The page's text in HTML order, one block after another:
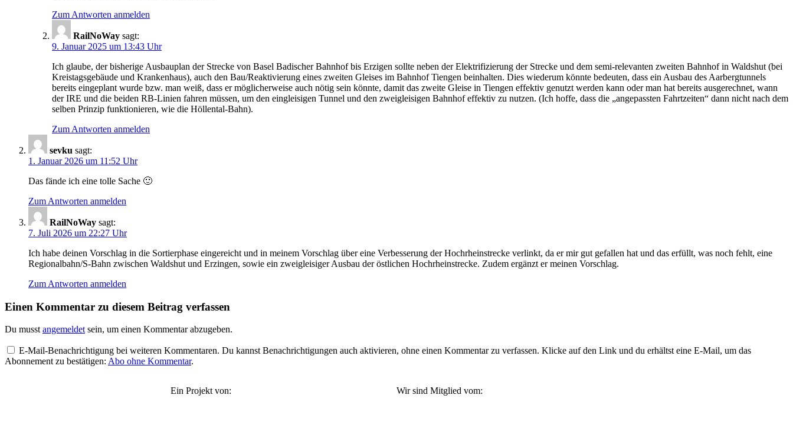
Zum Antworten anmelden
RailNoWay sagt:
9. Januar 2025 um 13:43 Uhr
Ich glaube, der bisherige Ausbauplan der Strecke von Basel Badischer Bahnhof bis Erzigen sollte neben der Elektrifizierung der Strecke und dem semi-relevanten zweiten Bahnhof in Waldshut (bei
Kreistagsgebäude und Krankenhaus), auch den Bau/Reaktivierung eines zweiten Gleises im Bahnhof Tiengen beinhalten. Dies wiederum könnte bedeuten, dass ein Ausbau des Aarbergtunnels
bereits eingeplant wurde bzw. man weiß, dass er möglicherweise auch nötig sein könnte, damit das zweite Gleise in Tiengen effektiv genutzt werden kann oder man hat bereits ausgerechnet, wann
der IRE und die beiden RB-Linien fahren müssen, um den eingleisigen Tunnel und den zweigleisigen Bahnhof effektiv zu nutzen. (Ich hoffe, dass die „angepassten Fahrtzeiten“ dann nicht nach dem
selben Prinzip funktionieren, wie die Höllental-Bahn).
Zum Antworten anmelden
sevku sagt:
1. Januar 2026 um 11:52 Uhr
Das fände ich eine tolle Sache 🙂
Zum Antworten anmelden
RailNoWay sagt:
7. Juli 2026 um 22:27 Uhr
Ich habe deinen Vorschlag in die Sortierphase eingereicht und in meinem Vorschlag über eine Verbesserung der Hochrheinstrecke verlinkt, da er mir gut gefallen hat und das erfüllt, was noch fehlt, eine
Regionalbahn/S-Bahn zwischen Waldshut und Erzingen, sowie ein zweigleisiger Ausbau der östlichen Hochrheinstrecke. Zudem ergänzt er meinen Vorschlag.
Zum Antworten anmelden
Einen Kommentar zu diesem Beitrag verfassen
Du musst angemeldet sein, um einen Kommentar abzugeben.
E-Mail-Benachrichtigung bei weiteren Kommentaren. Du kannst Benachrichtigungen auch aktivieren, ohne einen Kommentar zu verfassen. Klicke auf den Link und du erhältst eine E-Mail, um das
Abonnement zu bestätigen: Abo ohne Kommentar.
Ein Projekt von: Wir sind Mitglied vom: